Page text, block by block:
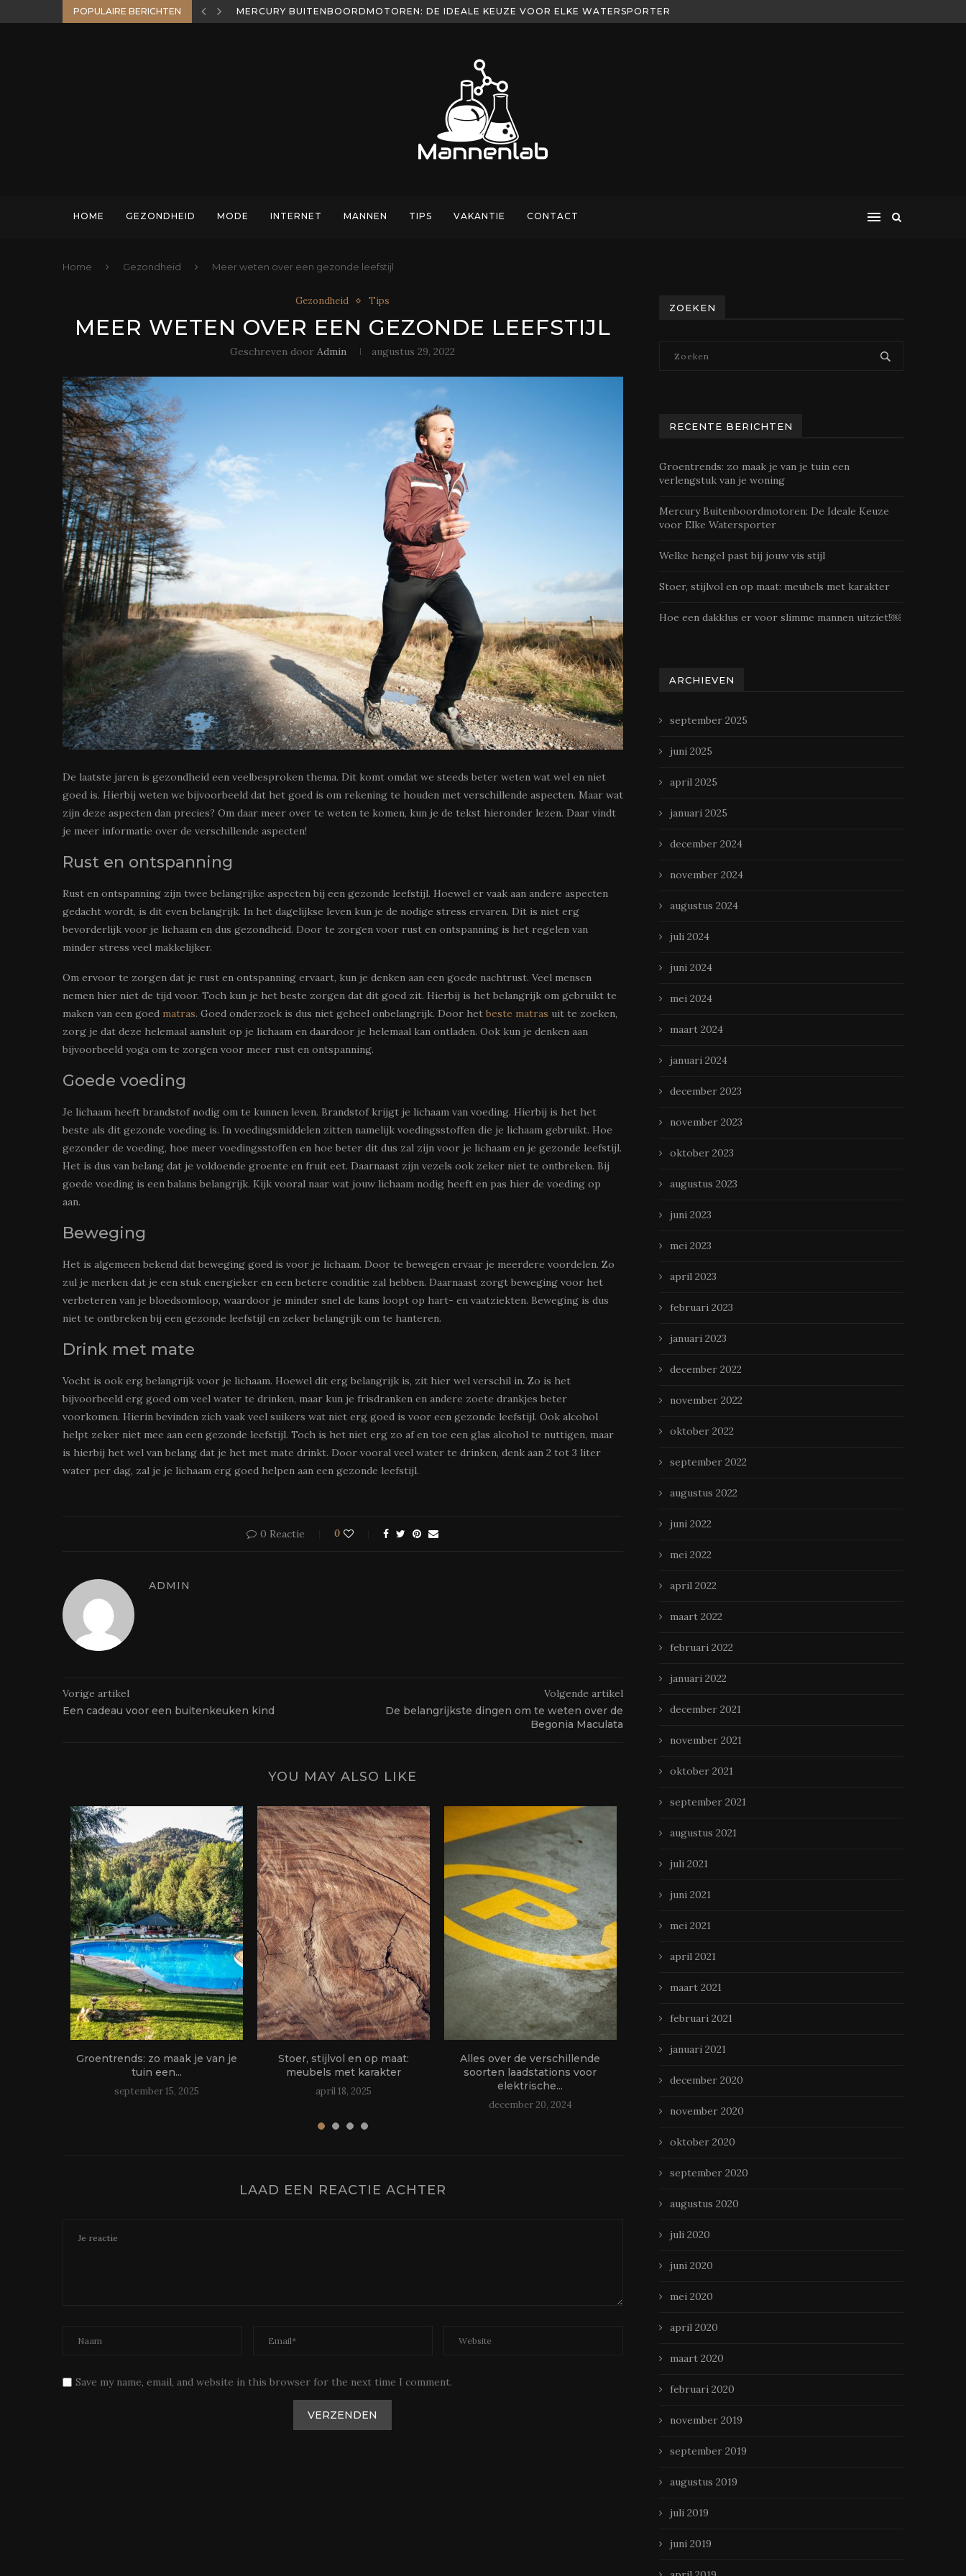
POPULAIRE BERICHTEN MERCURY BUITENBOORDMOTOREN: DE IDEALE KEUZE VOOR ELKE WATERSPORTER
HOME GEZONDHEID MODE INTERNET MANNEN TIPS VAKANTIE CONTACT
Home Gezondheid Meer weten over een gezonde leefstijl
Gezondheid Tips
MEER WETEN OVER EEN GEZONDE LEEFSTIJL
Geschreven doorAdmin augustus 29, 2022
De laatste jaren is gezondheid een veelbesproken thema. Dit komt omdat we steeds beter weten wat wel en niet
goed is. Hierbij weten we bijvoorbeeld dat het goed is om rekening te houden met verschillende aspecten. Maar wat
zijn deze aspecten dan precies? Om daar meer over te weten te komen, kun je de tekst hieronder lezen. Daar vindt
je meer informatie over de verschillende aspecten!
Rust en ontspanning
Rust en ontspanning zijn twee belangrijke aspecten bij een gezonde leefstijl. Hoewel er vaak aan andere aspecten
gedacht wordt, is dit even belangrijk. In het dagelijkse leven kun je de nodige stress ervaren. Dit is niet erg
bevorderlijk voor je lichaam en dus gezondheid. Door te zorgen voor rust en ontspanning is het regelen van
minder stress veel makkelijker.
Om ervoor te zorgen dat je rust en ontspanning ervaart, kun je denken aan een goede nachtrust. Veel mensen
nemen hier niet de tijd voor. Toch kun je het beste zorgen dat dit goed zit. Hierbij is het belangrijk om gebruikt te
maken van een goed matras. Goed onderzoek is dus niet geheel onbelangrijk. Door het beste matras uit te zoeken,
zorg je dat deze helemaal aansluit op je lichaam en daardoor je helemaal kan ontladen. Ook kun je denken aan
bijvoorbeeld yoga om te zorgen voor meer rust en ontspanning.
Goede voeding
Je lichaam heeft brandstof nodig om te kunnen leven. Brandstof krijgt je lichaam van voeding. Hierbij is het het
beste als dit gezonde voeding is. In voedingsmiddelen zitten namelijk voedingsstoffen die je lichaam gebruikt. Hoe
gezonder de voeding, hoe meer voedingsstoffen en hoe beter dit dus zal zijn voor je lichaam en je gezonde leefstijl.
Het is dus van belang dat je voldoende groente en fruit eet. Daarnaast zijn vezels ook zeker niet te ontbreken. Bij
goede voeding is een balans belangrijk. Kijk vooral naar wat jouw lichaam nodig heeft en pas hier de voeding op
aan.
Beweging
Het is algemeen bekend dat beweging goed is voor je lichaam. Door te bewegen ervaar je meerdere voordelen. Zo
zul je merken dat je een stuk energieker en een betere conditie zal hebben. Daarnaast zorgt beweging voor het
verbeteren van je bloedsomloop, waardoor je minder snel de kans loopt op hart- en vaatziekten. Beweging is dus
niet te ontbreken bij een gezonde leefstijl en zeker belangrijk om te hanteren.
Drink met mate
Vocht is ook erg belangrijk voor je lichaam. Hoewel dit erg belangrijk is, zit hier wel verschil in. Zo is het
bijvoorbeeld erg goed om veel water te drinken, maar kun je frisdranken en andere zoete drankjes beter
voorkomen. Hierin bevinden zich vaak veel suikers wat niet erg goed is voor een gezonde leefstijl. Ook alcohol
helpt zeker niet mee aan een gezonde leefstijl. Toch is het niet erg zo af en toe een glas alcohol te nuttigen, maar
is hierbij het wel van belang dat je het met mate drinkt. Door vooral veel water te drinken, denk aan 2 tot 3 liter
water per dag, zal je je lichaam erg goed helpen aan een gezonde leefstijl.
0 Reactie 0
ADMIN
Vorige artikel
Een cadeau voor een buitenkeuken kind
Volgende artikel
De belangrijkste dingen om te weten over de
Begonia Maculata
YOU MAY ALSO LIKE
Groentrends: zo maak je van je
tuin een...
september 15, 2025
Stoer, stijlvol en op maat:
meubels met karakter
april 18, 2025
Alles over de verschillende
soorten laadstations voor
elektrische...
december 20, 2024
Houd je gegevens veilig in de
LAAD EEN REACTIE ACHTER
Save my name, email, and website in this browser for the next time I comment.
ZOEKEN
RECENTE BERICHTEN
Groentrends: zo maak je van je tuin een
verlengstuk van je woning
Mercury Buitenboordmotoren: De Ideale Keuze
voor Elke Watersporter
Welke hengel past bij jouw vis stijl
Stoer, stijlvol en op maat: meubels met karakter
Hoe een dakklus er voor slimme mannen uitziet!￼
ARCHIEVEN
september 2025
juni 2025
april 2025
januari 2025
december 2024
november 2024
augustus 2024
juli 2024
juni 2024
mei 2024
maart 2024
januari 2024
december 2023
november 2023
oktober 2023
augustus 2023
juni 2023
mei 2023
april 2023
februari 2023
januari 2023
december 2022
november 2022
oktober 2022
september 2022
augustus 2022
juni 2022
mei 2022
april 2022
maart 2022
februari 2022
januari 2022
december 2021
november 2021
oktober 2021
september 2021
augustus 2021
juli 2021
juni 2021
mei 2021
april 2021
maart 2021
februari 2021
januari 2021
december 2020
november 2020
oktober 2020
september 2020
augustus 2020
juli 2020
juni 2020
mei 2020
april 2020
maart 2020
februari 2020
november 2019
september 2019
augustus 2019
juli 2019
juni 2019